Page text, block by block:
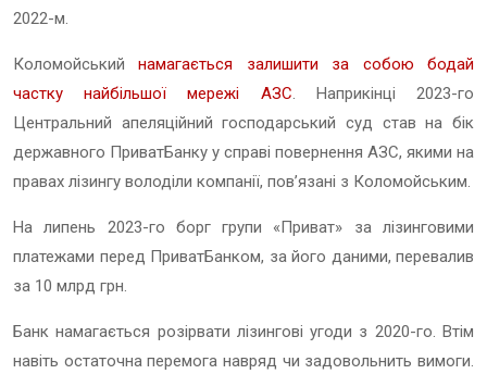
2022-м.
Коломойськийнамагається залишити за собою бодай
частку найбільшої мережі АЗС. Наприкінці 2023-го
Центральний апеляційний господарський суд став на бік
державного ПриватБанку у справі повернення АЗС, якими на
правах лізингу володіли компанії, пов’язані з Коломойським.
На липень 2023-го борг групи «Приват» за лізинговими
платежами перед ПриватБанком, за його даними, перевалив
за 10 млрд грн.
Банк намагається розірвати лізингові угоди з 2020-го. Втім
навіть остаточна перемога навряд чи задовольнить вимоги.